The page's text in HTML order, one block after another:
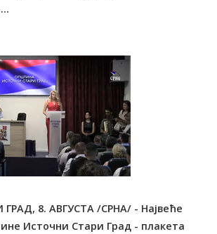
8. АВГУСТА /СРНА/ - Највеће
Источни Стари Град - плакета